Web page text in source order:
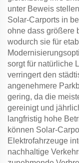
unter Beweis
Solar-Carports in
ohne dass größere
wodurch sie für
sorgt für natürliche
verringert den
angenehmere
gering, da die
gereinigt und
langfristig hohe
können Solar-
Elektrofahrzeuge
nachhaltige